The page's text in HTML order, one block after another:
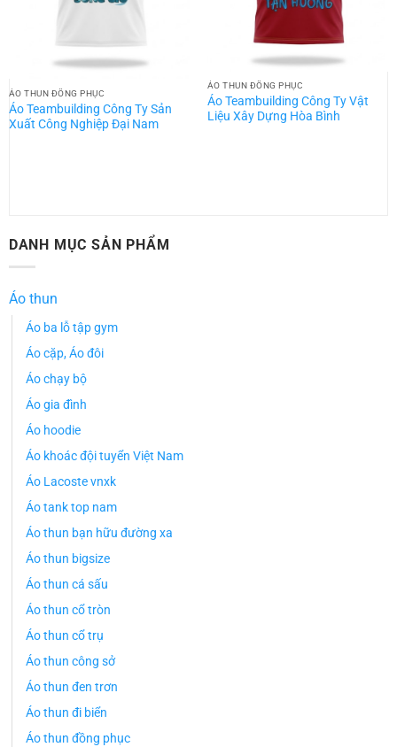
ÁO THUN ĐỒNG PHỤC
Áo Teambuilding Công Ty Sản
Xuất Công Nghiệp Đại Nam
ÁO THUN ĐỒNG PHỤC
Áo Teambuilding Công Ty Vật
Liệu Xây Dựng Hòa Bình
DANH MỤC SẢN PHẨM
Áo thun
Áo ba lỗ tập gym
Áo cặp, Áo đôi
Áo chạy bộ
Áo gia đình
Áo hoodie
Áo khoác đội tuyển Việt Nam
Áo Lacoste vnxk
Áo tank top nam
Áo thun bạn hữu đường xa
Áo thun bigsize
Áo thun cá sấu
Áo thun cổ tròn
Áo thun cổ trụ
Áo thun công sở
Áo thun đen trơn
Áo thun đi biển
Áo thun đồng phục